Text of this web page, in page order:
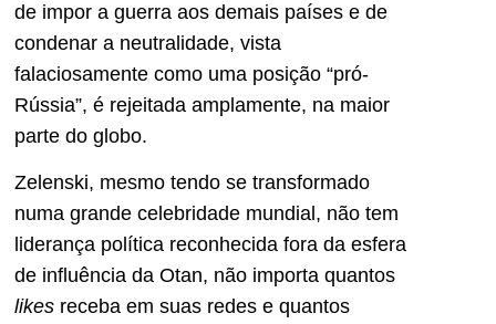
de impor a guerra aos demais países e de
condenar a neutralidade, vista
falaciosamente como uma posição “pró-
Rússia”, é rejeitada amplamente, na maior
parte do globo.
Zelenski, mesmo tendo se transformado
numa grande celebridade mundial, não tem
liderança política reconhecida fora da esfera
de influência da Otan, não importa quantos
likes receba em suas redes e quantos